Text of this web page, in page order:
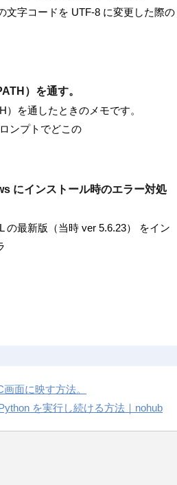
文字コードを UTF-8 に変更した際の
）を通す。
）を通したときのメモです。
ンプトでどこの
にインストール時のエラー対処
の最新版（当時 ver 5.6.23） をイン
面に映す方法。
を実行し続ける方法｜nohub